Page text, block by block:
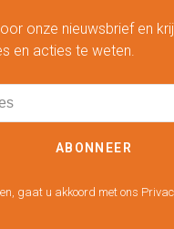
onze nieuwsbrief en
en acties te weten.
ABONNEER
gaat u akkoord met ons